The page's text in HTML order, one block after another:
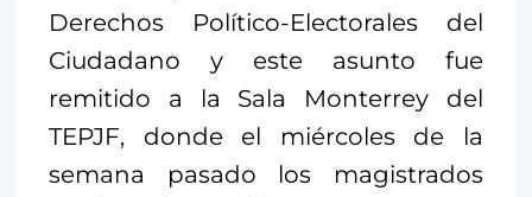
Derechos Político-Electorales del
Ciudadano y este asunto fue
remitido a la Sala Monterrey del
TEPJF, donde el miércoles de la
semana pasado los magistrados